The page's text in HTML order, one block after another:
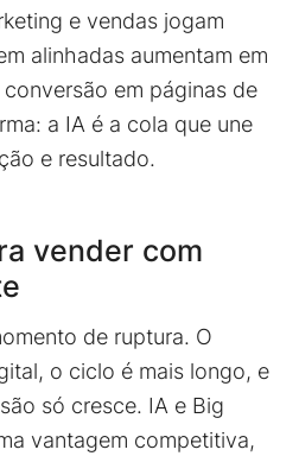
e vendas jogam
alinhadas aumentam em
conversão em páginas de
a IA é a cola que une
e resultado.
vender com
de ruptura. O
o ciclo é mais longo, e
só cresce. IA e Big
vantagem competitiva,